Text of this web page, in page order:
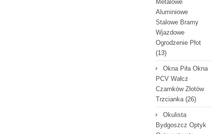
Metalowe
Aluminiowe
Stalowe Bramy
Wjazdowe
Ogrodzenie Płot
(13)
Okna Piła Okna
PCV Wałcz
Czarnków Złotów
Trzcianka(26)
Okulista
Bydgoszcz Optyk